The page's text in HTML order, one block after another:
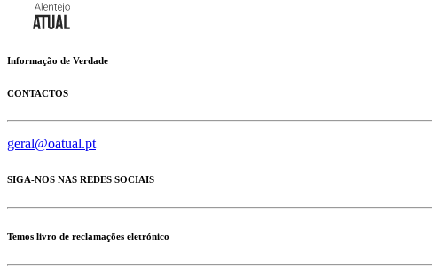
Informação de Verdade
CONTACTOS
geral@oatual.pt
SIGA-NOS NAS REDES SOCIAIS
Temos livro de reclamações eletrónico